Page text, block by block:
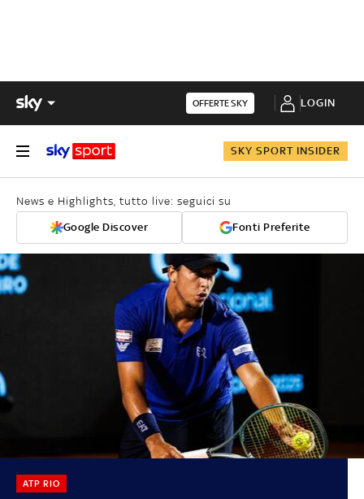
OFFERTE SKY LOGIN
SKY SPORT INSIDER
News e Highlights, tutto live: seguici su
Google Discover Fonti Preferite
ATP RIO